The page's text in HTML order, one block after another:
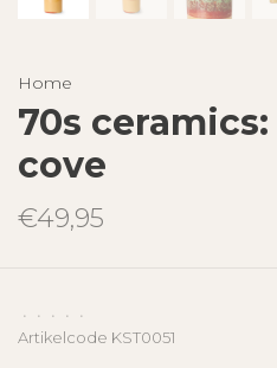
Home
70s
cove
€49,95
• • • •
•
Artikelcode KST0051